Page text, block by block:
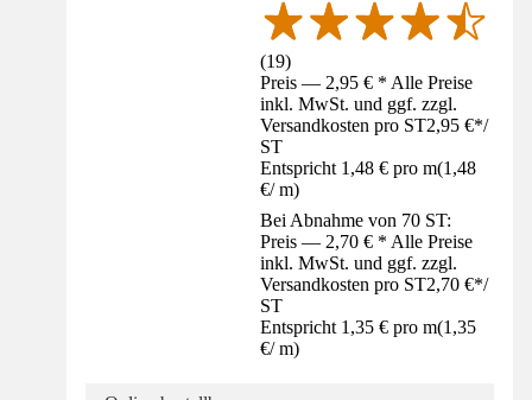
(19)
Preis — 2,95 € * Alle Preise
inkl. MwSt. und ggf. zzgl.
Versandkosten pro ST2,95 €*/
ST
Entspricht 1,48 € pro m(1,48
€/ m)
Bei Abnahme von 70 ST:
Preis — 2,70 € * Alle Preise
inkl. MwSt. und ggf. zzgl.
Versandkosten pro ST2,70 €*/
ST
Entspricht 1,35 € pro m(1,35
€/ m)